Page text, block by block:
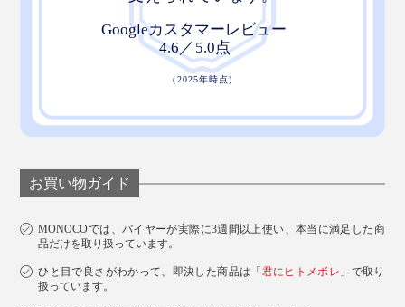
お買い物ガイド
MONOCOでは、バイヤーが実際に3週間以上使い、本当に満足した商
品だけを取り扱っています。
ひと目で良さがわかって、即決した商品は「 君にヒトメボレ 」で取り
扱っています。